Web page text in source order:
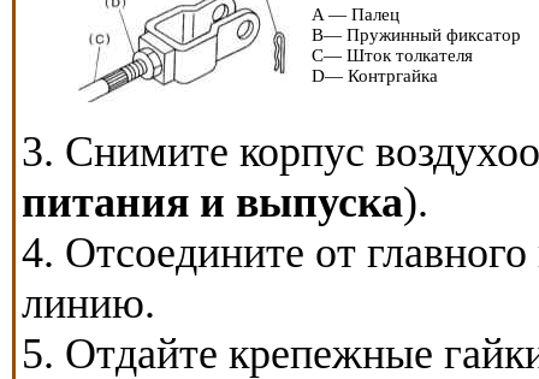
A — Палец
B— Пружинный фиксатор
C— Шток толкателя
D— Контргайка
3. Снимите корпус
питания и выпуска).
4. Отсоедините от
линию.
5. Отдайте крепежные